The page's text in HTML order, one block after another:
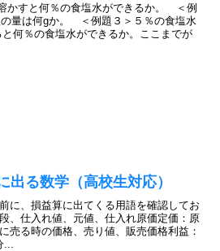
かすと何％の食塩水ができるか。 ＜例
量は何gか。 ＜例題３＞５％の食塩水
何％の食塩水ができるか。ここまでが
出る数学（高校生対応）
に、損益算に出てくる用語を確認してお
、仕入れ値、元値、仕入れ原価定価：原
売る時の価格、売り値、販売価格利益：